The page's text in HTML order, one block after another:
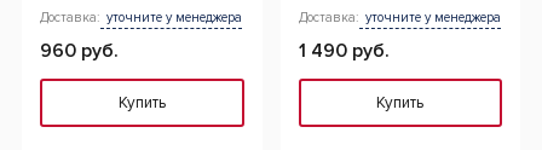
Доставка: уточните у менеджера
960 руб.
Купить
Доставка: уточните у менеджера
1 490 руб.
Купить